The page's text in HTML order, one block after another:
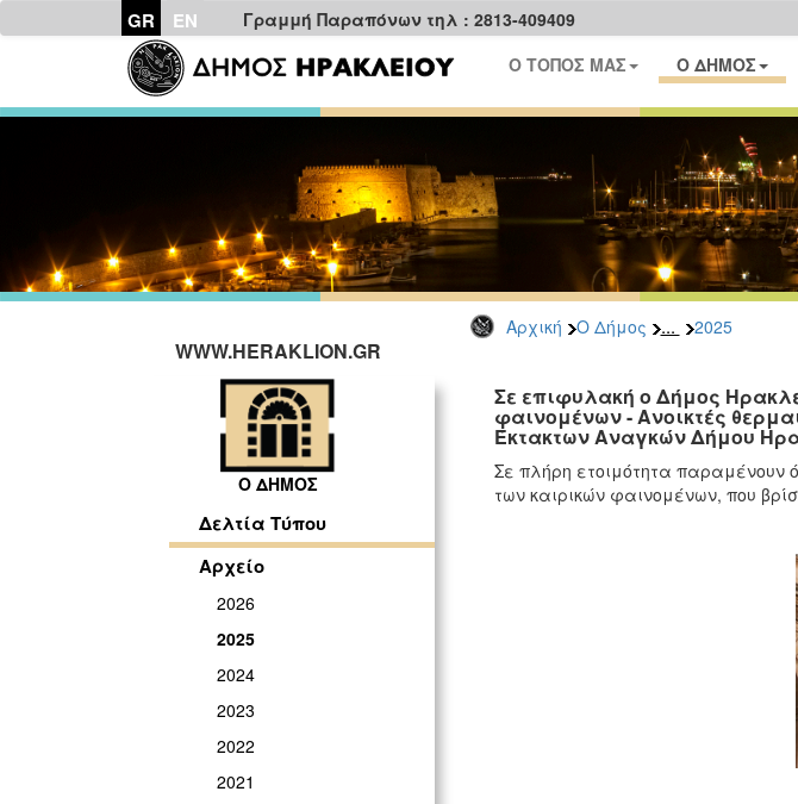
GR EN Γραμμή Παραπόνων τηλ : 2813-409409
Ο ΤΟΠΟΣ ΜΑΣ Ο ΔΗΜΟΣ
Αρχική Ο Δήμος ... 2025
WWW.HERAKLION.GR
Ο ΔΗΜΟΣ
Δελτία Τύπου
Αρχείο
2026
2025
2024
2023
2022
2021
Σε επιφυλακή ο Δήμος
φαινομένων - Ανοικτές
Έκτακτων Αναγκών Δήμου
Σε πλήρη ετοιμότητα παραμένουν
των καιρικών φαινομένων, που